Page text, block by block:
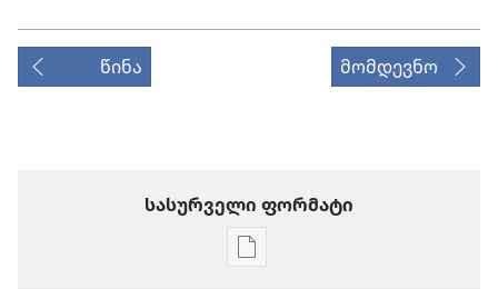
წინა მომდევნო
სასურველი ფორმატი
პუბლიკაციების